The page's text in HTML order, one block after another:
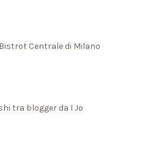
Centrale di Milano
tra blogger da I Jo